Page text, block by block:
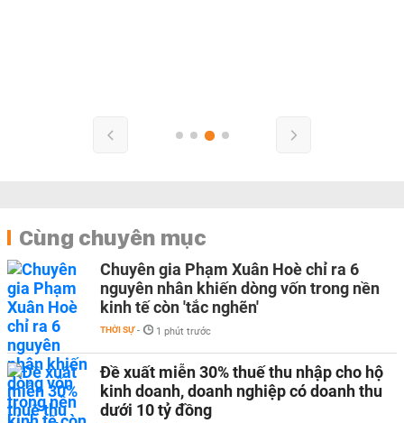
Cùng chuyên mục
Chuyên gia Phạm Xuân Hoè chỉ ra 6
nguyên nhân khiến dòng vốn trong nền
kinh tế còn 'tắc nghẽn'
THỜI SỰ - 1 phút trước
Đề xuất miễn 30% thuế thu nhập cho hộ
kinh doanh, doanh nghiệp có doanh thu
dưới 10 tỷ đồng